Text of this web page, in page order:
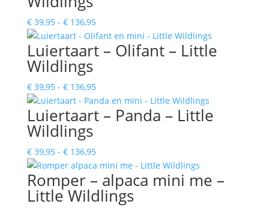
€39,95 - €136,95Prijsklasse:
€ 39,95
tot
Luiertaart – Olifant – Little
Wildlings
€39,95 - €136,95Prijsklasse:
€ 39,95
tot
Luiertaart – Panda – Little
Wildlings
€39,95 - €136,95Prijsklasse:
€ 39,95
tot
€ 136,95
Romper – alpaca mini me –
Little Wildlings